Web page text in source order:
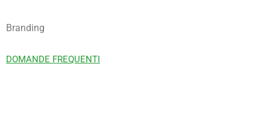
Branding
DOMANDE FREQUENTI